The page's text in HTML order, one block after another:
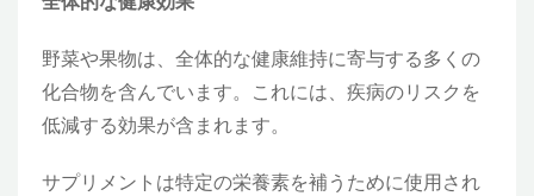
野菜や果物は、全体的な健康維持に寄与する多くの
化合物を含んでいます。これには、疾病のリスクを
低減する効果が含まれます。
サプリメントは特定の栄養素を補うために使用され